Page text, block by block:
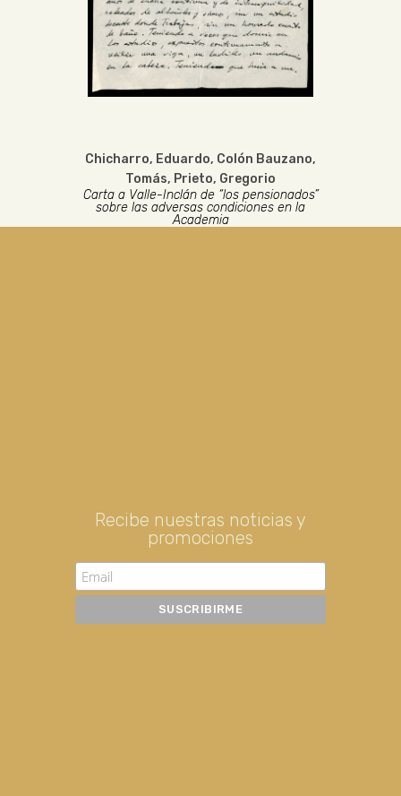
Chicharro, Eduardo, Colón Bauzano,
Tomás, Prieto, Gregorio
Carta a Valle-Inclán de “los pensionados”
sobre las adversas condiciones en la
Academia
Recibe nuestras noticias y
promociones